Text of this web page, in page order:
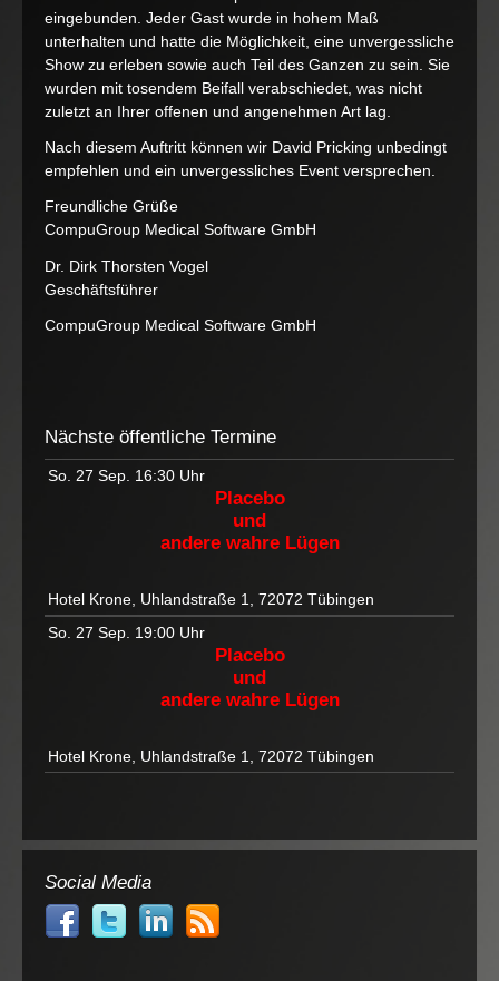
eingebunden. Jeder Gast wurde in hohem Maß
unterhalten und hatte die Möglichkeit, eine unvergessliche
Show zu erleben sowie auch Teil des Ganzen zu sein. Sie
wurden mit tosendem Beifall verabschiedet, was nicht
zuletzt an Ihrer offenen und angenehmen Art lag.
Nach diesem Auftritt können wir David Pricking unbedingt
empfehlen und ein unvergessliches Event versprechen.
Freundliche Grüße
CompuGroup Medical Software GmbH
Dr. Dirk Thorsten Vogel
Geschäftsführer
CompuGroup Medical Software GmbH
Nächste öffentliche Termine
So. 27 Sep. 16:30 Uhr
Placebo
und
andere wahre Lügen
Hotel Krone, Uhlandstraße 1, 72072 Tübingen
So. 27 Sep. 19:00 Uhr
Placebo
und
andere wahre Lügen
Hotel Krone, Uhlandstraße 1, 72072 Tübingen
Social Media